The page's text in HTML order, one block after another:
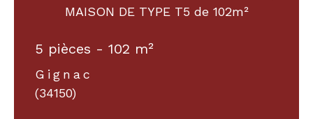
MAISON DE TYPE T5 de 102m²
5 pièces - 102 m²
Gignac
(34150)